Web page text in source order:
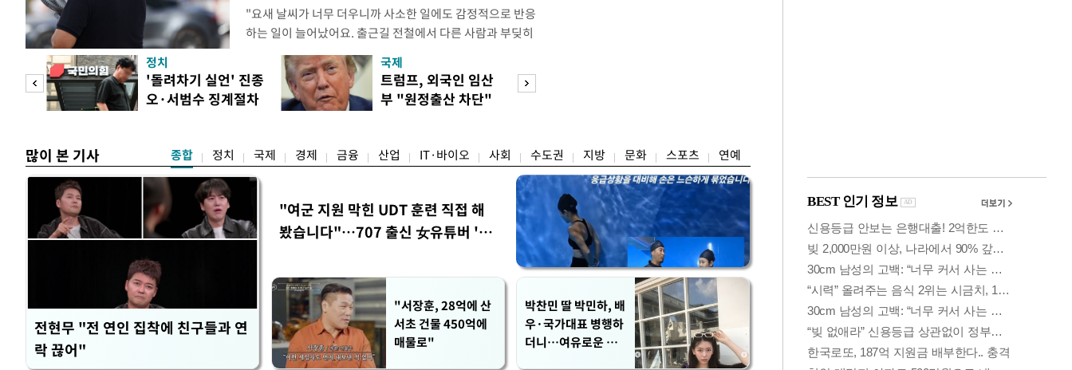
"요새 날씨가 너무 더우니까 사소한 일에도 감정적으로 반응
하는 일이 늘어났어요. 출근길 전철에서 다른 사람과 부딪히
거나, 누가 길을 막고 서 있으면 짜증이 확 올라오더라고요."
(40대 직장인 A씨) 유례없는 폭염이 이어지면서 사소한 자극
에도 쉽게 짜증을 내거나 감정적으로 반응하는 사람이 늘고
있다. 높은 기온과 습도가 불쾌감과 공격성을 높이는 데다
정치
'돌려차기 실언' 진종
오·서범수 징계절차
국제
트럼프, 외국인 임산
부 "원정출산 차단"
많이 본 기사 종합 정치 국제 경제 금융 산업 IT·바이오 사회 수도권 지방 문화 스포츠 연예
전현무 "전 연인 집착에 친구들과 연
락 끊어"
"여군 지원 막힌 UDT 훈련 직접 해
봤습니다"…707 출신 女유튜버 '완
"서장훈, 28억에 산
서초 건물 450억에
매물로"
박찬민 딸 박민하, 배
우·국가대표 병행하
더니…여유로운 근